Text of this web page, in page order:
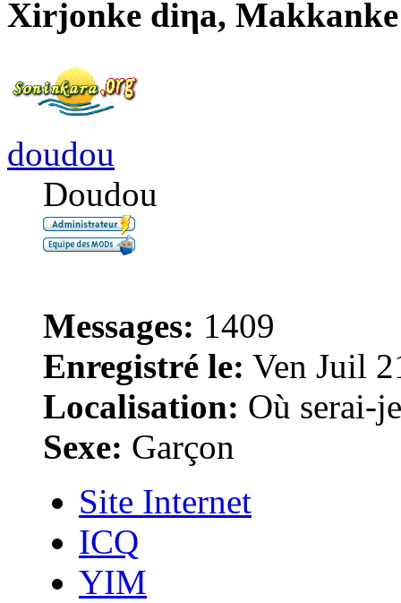
Xirjonke diηa,
doudou
Doudou
Messages: 1409
Enregistré le: Ven Juil
Localisation: Où serai-
Sexe: Garçon
Site Internet
ICQ
YIM